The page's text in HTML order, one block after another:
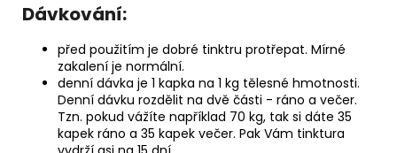
Dávkování:
před použitím je dobré tinktru protřepat. Mírné
zakalení je normální.
denní dávka je 1 kapka na 1 kg tělesné hmotnosti.
Denní dávku rozdělit na dvě části - ráno a večer.
Tzn. pokud vážíte například 70 kg, tak si dáte 35
kapek ráno a 35 kapek večer. Pak Vám tinktura